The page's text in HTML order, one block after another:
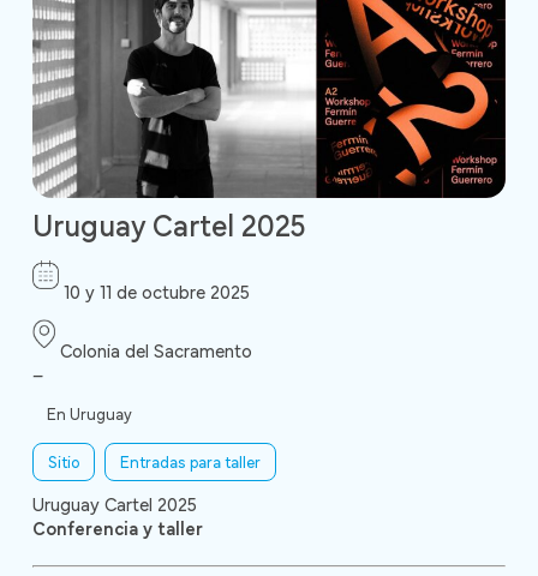
Uruguay Cartel 2025
10 y 11 de octubre 2025
Colonia del Sacramento
–
En Uruguay
Sitio
Entradas para taller
Uruguay Cartel 2025
Conferencia y taller